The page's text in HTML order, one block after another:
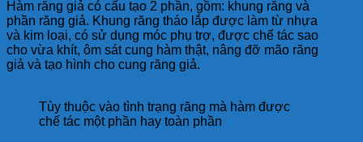
Hàm răng giả có cấu tạo 2 phần, gồm: khung răng và
phần răng giả. Khung răng tháo lắp được làm từ nhựa
và kim loại, có sử dụng móc phụ trợ, được chế tác sao
cho vừa khít, ôm sát cung hàm thật, nâng đỡ mão răng
giả và tạo hình cho cung răng giả.
Tùy thuộc vào tình trạng răng mà hàm được
chế tác một phần hay toàn phần